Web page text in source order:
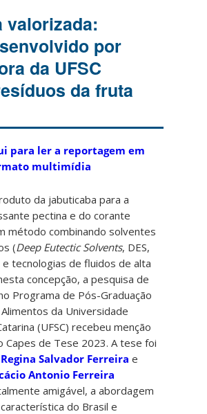
valorizada:
por
da UFSC
da fruta
para ler a reportagem em
multimídia
da jabuticaba para a
pectina e do corante
método combinando solventes
(Deep Eutectic Solvents, DES,
e tecnologias de fluidos de alta
concepção, a pesquisa de
Programa de Pós-Graduação
da Universidade
(UFSC) recebeu menção
Capes de Tese 2023. A tese foi
Salvador Ferreira e
Antonio Ferreira
amigável, a abordagem
do Brasil e